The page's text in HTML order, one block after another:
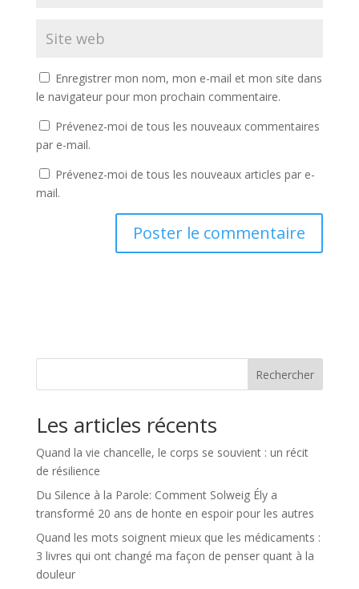
Enregistrer mon nom, mon e-mail et mon site dans
le navigateur pour mon prochain commentaire.
Prévenez-moi de tous les nouveaux commentaires
par e-mail.
Prévenez-moi de tous les nouveaux articles par e-
mail.
Rechercher
Les articles récents
Quand la vie chancelle, le corps se souvient : un récit
de résilience
Du Silence à la Parole: Comment Solweig Ély a
transformé 20 ans de honte en espoir pour les autres
Quand les mots soignent mieux que les médicaments :
3 livres qui ont changé ma façon de penser quant à la
douleur